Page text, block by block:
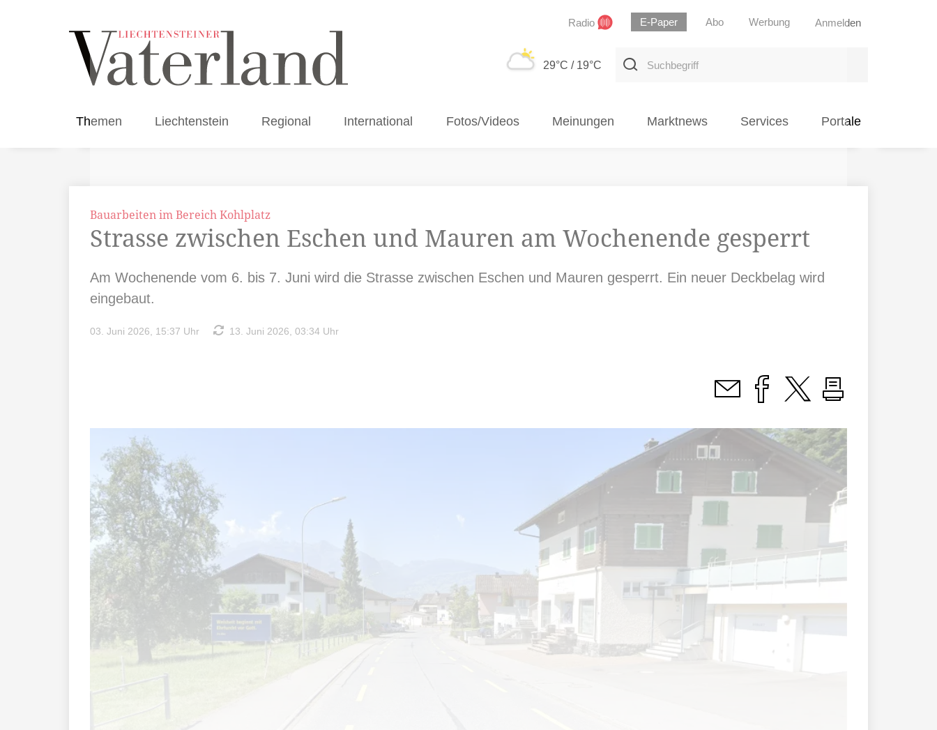
Radio E-Paper Abo Werbung Anmelden
29°C / 19°C
Suchbegriff
Themen Liechtenstein Regional International Fotos/Videos Meinungen Marktnews Services Portale
Bauarbeiten im Bereich Kohlplatz
Strasse zwischen Eschen und Mauren am Wochenende gesperrt
Am Wochenende vom 6. bis 7. Juni wird die Strasse zwischen Eschen und Mauren gesperrt. Ein neuer Deckbelag wird
eingebaut.
03. Juni 2026, 15:37 Uhr 13. Juni 2026, 03:34 Uhr